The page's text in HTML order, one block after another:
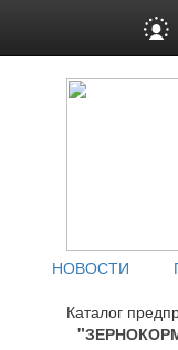
НОВОСТИ
Каталог